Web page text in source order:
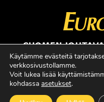
SUOMEN
Copyright © Faktavisa Oy /
Käytämme evästeitä
verkkosivustollamme.
Voit lukea lisää
kohdassa asetukset.